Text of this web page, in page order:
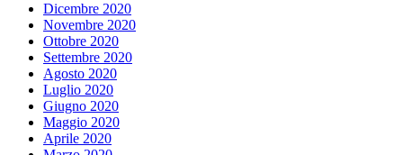
Dicembre 2020
Novembre 2020
Ottobre 2020
Settembre 2020
Agosto 2020
Luglio 2020
Giugno 2020
Maggio 2020
Aprile 2020